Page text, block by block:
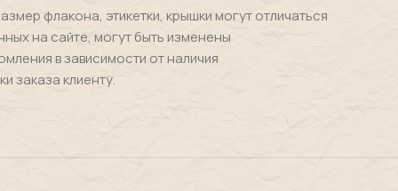
флакона, этикетки, крышки могут отличаться
на сайте, могут быть изменены
в зависимости от наличия
заказа клиенту.